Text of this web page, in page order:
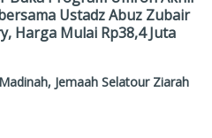
Ustadz Abuz Zubair
Harga Mulai Rp38,4 Juta
Jemaah Selatour Ziarah